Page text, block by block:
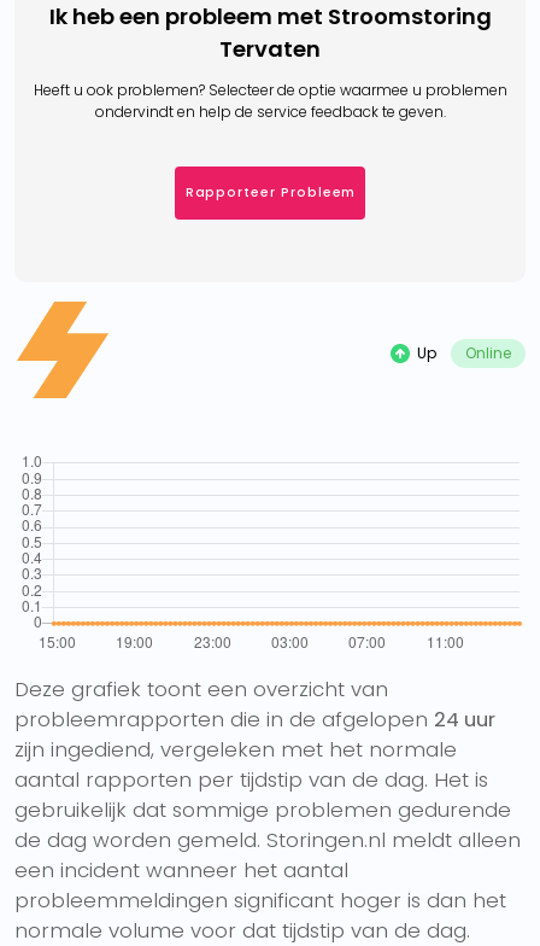
Ik heb een probleem met Stroomstoring
Tervaten
Heeft u ook problemen? Selecteer de optie waarmee u problemen
ondervindt en help de service feedback te geven.
Rapporteer Probleem
Up Online
Deze grafiek toont een overzicht van
probleemrapporten die in de afgelopen 24 uur
zijn ingediend, vergeleken met het normale
aantal rapporten per tijdstip van de dag. Het is
gebruikelijk dat sommige problemen gedurende
de dag worden gemeld. Storingen.nl meldt alleen
een incident wanneer het aantal
probleemmeldingen significant hoger is dan het
normale volume voor dat tijdstip van de dag.